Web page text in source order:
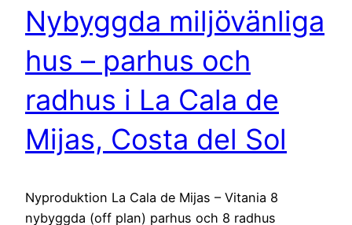
Nybyggda miljövänliga
hus – parhus och
radhus i La Cala de
Mijas, Costa del Sol
Nyproduktion La Cala de Mijas – Vitania 8
nybyggda (off plan) parhus och 8 radhus